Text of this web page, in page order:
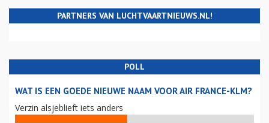
PARTNERS VAN LUCHTVAARTNIEUWS.NL!
POLL
WAT IS EEN GOEDE NIEUWE NAAM VOOR AIR FRANCE-KLM?
Verzin alsjeblieft iets anders